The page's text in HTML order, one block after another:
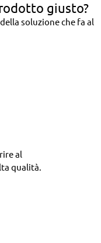
giusto?
soluzione che fa al
al
qualità.